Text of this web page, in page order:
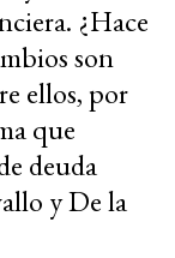
¿Hace
son
ellos, por
que
deuda
y De la